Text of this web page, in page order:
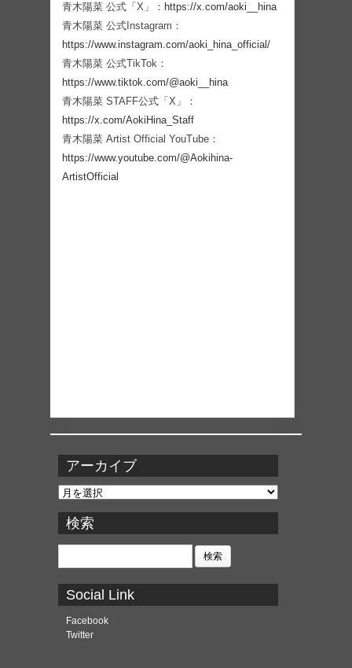
青木陽菜 公式「X」： https://x.com/aoki__hina
青木陽菜 公式Instagram：
https://www.instagram.com/aoki_hina_official/
青木陽菜 公式TikTok：
https://www.tiktok.com/@aoki__hina
青木陽菜 STAFF公式「X」：
https://x.com/AokiHina_Staff
青木陽菜 Artist Official YouTube：
https://www.youtube.com/@Aokihina-
ArtistOfficial
アーカイブ
ア
カ
イ
ブ
検索
検
Social Link
Facebook
Twitter